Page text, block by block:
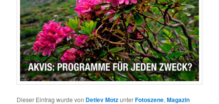
Dieser Eintrag wurde von Detlev MotzunterFotoszene,Magazin